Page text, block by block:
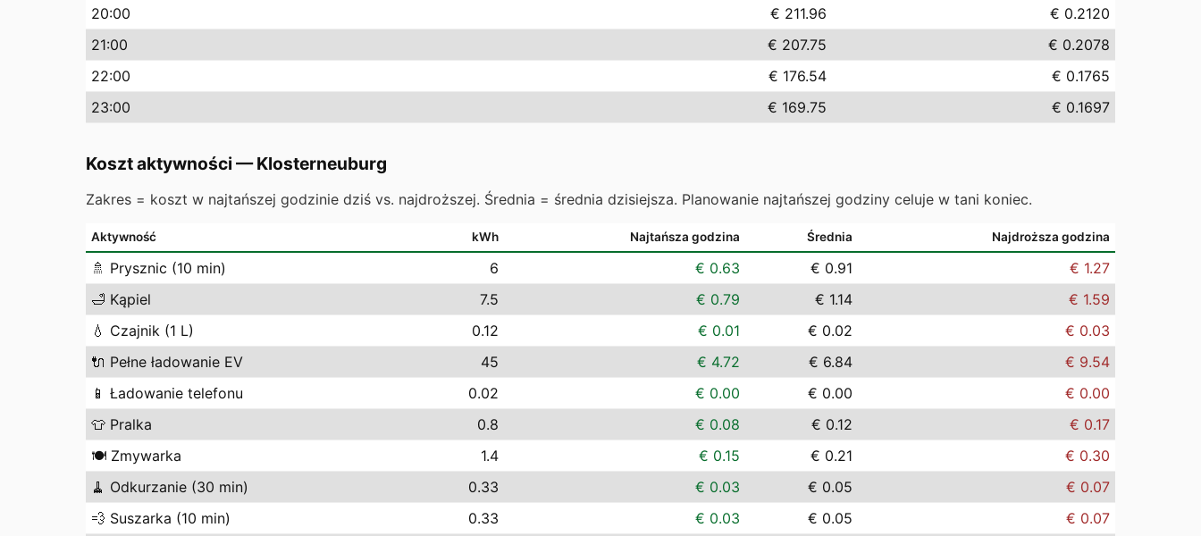
20:00 € 211.96
€ 0.2120
21:00 € 207.75
€ 0.2078
22:00 € 176.54
€ 0.1765
23:00 € 169.75 € 0.1697
Koszt aktywności —Klosterneuburg
Zakres = koszt w najtańszej godzinie dziś vs. najdroższej. Średnia = średnia dzisiejsza. Planowanie najtańszej godziny celuje w tani koniec.
Aktywność kWh Najtańsza godzina Średnia Najdroższa godzina
🚿 Prysznic (10 min) 6 € 0.63 € 0.91
€ 1.27
🛁 Kąpiel 7.5 € 0.79 € 1.14
€ 1.59
💧 Czajnik (1 L) 0.12 € 0.01 € 0.02
€ 0.03
🔌 Pełne ładowanie EV 45 € 4.72 € 6.84
€ 9.54
📱 Ładowanie telefonu 0.02 € 0.00 € 0.00
€ 0.00
👕 Pralka 0.8 € 0.08 € 0.12
€ 0.17
🍽️ Zmywarka 1.4 € 0.15 € 0.21
€ 0.30
🧹 Odkurzanie (30 min) 0.33 € 0.03 € 0.05
€ 0.07
💨 Suszarka (10 min) 0.33 € 0.03 € 0.05
€ 0.07